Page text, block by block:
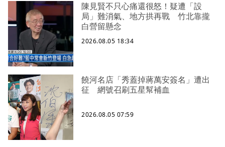
陳見賢不只心痛還很怒！疑遭「設
局」難消氣、地方拱再戰 竹北靠攏
白營留懸念
2026.08.05 18:34
饒河名店「秀蓋掉蔣萬安簽名」遭出
征 網號召刷五星幫補血
2026.08.05 07:59